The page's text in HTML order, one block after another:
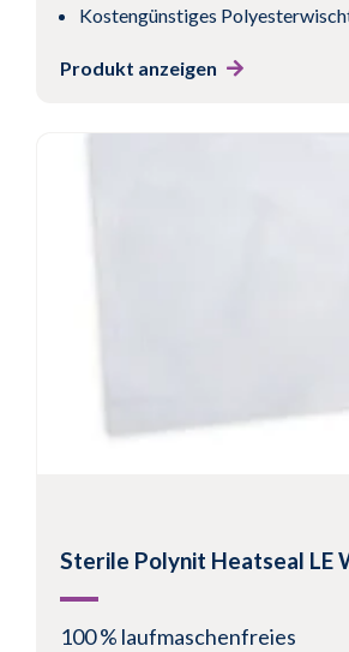
Kostengünstiges
Produkt anzeigen
Sterile Polynit Heatseal LE
100 % laufmaschenfreies